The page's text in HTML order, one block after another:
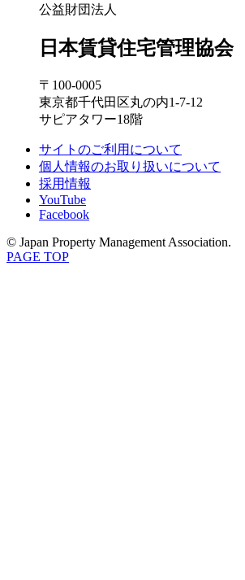
公益財団法人
日本賃貸住宅管理協会
〒100-0005
東京都千代田区丸の内1-7-12
サピアタワー18階
サイトのご利用について
個人情報のお取り扱いについて
採用情報
YouTube
Facebook
© Japan Property Management Association.
PAGE TOP